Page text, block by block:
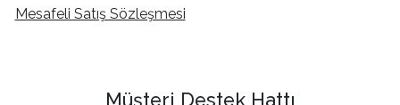
Mesafeli Satış Sözleşmesi
Müşteri Destek Hattı